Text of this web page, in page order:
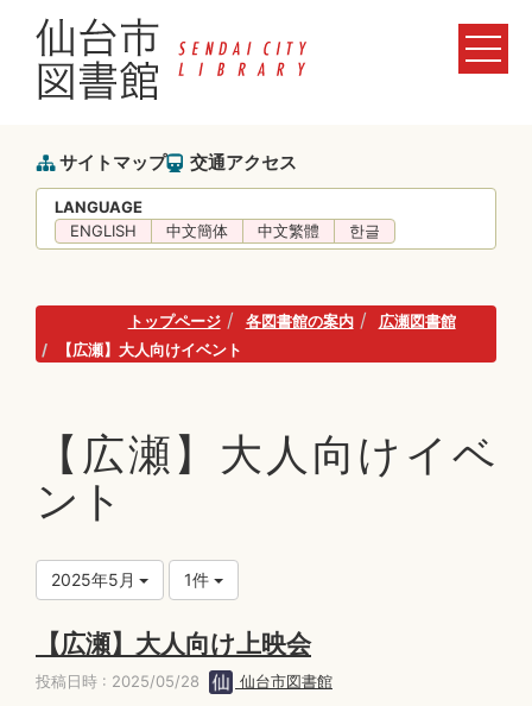
サイトマップ 交通アクセス
LANGUAGE
ENGLISH
中文簡体 中文繁體 한글
トップページ 各図書館の案内
広瀬図書館
【広瀬】大人向けイベント
【広瀬】大人向けイベ
ント
2025年5月 1件
【広瀬】大人向け上映会
投稿日時 : 2025/05/28 仙台市図書館